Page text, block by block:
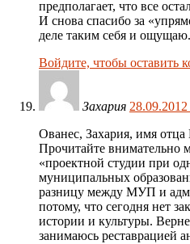
предполагает, что все
И снова спасибо за
деле таким себя и ощущаю.
Войдите, чтобы оставить
Захария
Ованес, Захария, имя
Прочитайте
«проектной студии при
муниципальных
разницу между МУП и
потому, что сегодня нет
истории и культуры.
занимаюсь реставрацией